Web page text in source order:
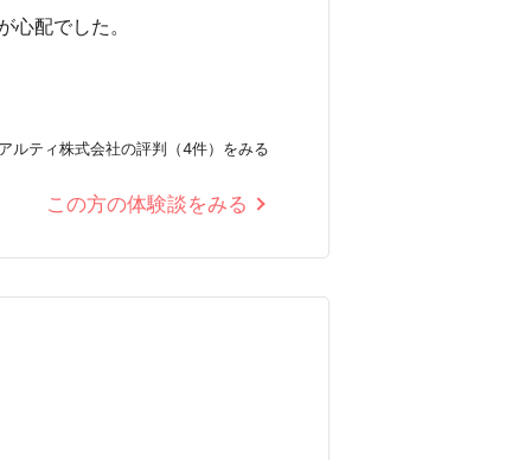
配でした。
ルティ株式会社の評判（4件）をみる
この方の体験談をみる